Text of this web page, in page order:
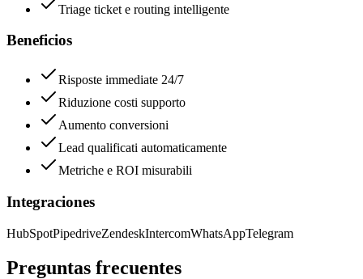
Triage ticket e routing intelligente
Beneficios
Risposte immediate 24/7
Riduzione costi supporto
Aumento conversioni
Lead qualificati automaticamente
Metriche e ROI misurabili
Integraciones
HubSpotPipedriveZendeskIntercomWhatsAppTelegram
Preguntas frecuentes